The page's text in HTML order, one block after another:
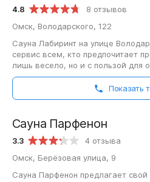
4.8 8 отзывов
Омск, Володарского, 122
Сауна Лабиринт на улице
сервис всем, кто предпочитает
лишь весело, но и с пользой для
приглашает приятно провести…
Показать
3.3 4 отзыва
Сауна Парфенон
Омск, Берёзовая улица, 9
Сауна Парфенон предлагает